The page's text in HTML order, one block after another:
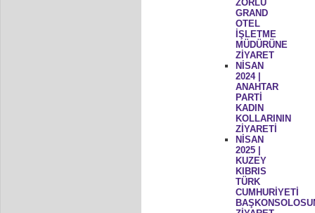
ZORLU
GRAND
OTEL
İŞLETME
MÜDÜRÜNE
ZİYARET
NİSAN
2024 |
ANAHTAR
PARTİ
KADIN
KOLLARININ
ZİYARETİ
NİSAN
2025 |
KUZEY
KIBRIS
TÜRK
CUMHURİYETİ